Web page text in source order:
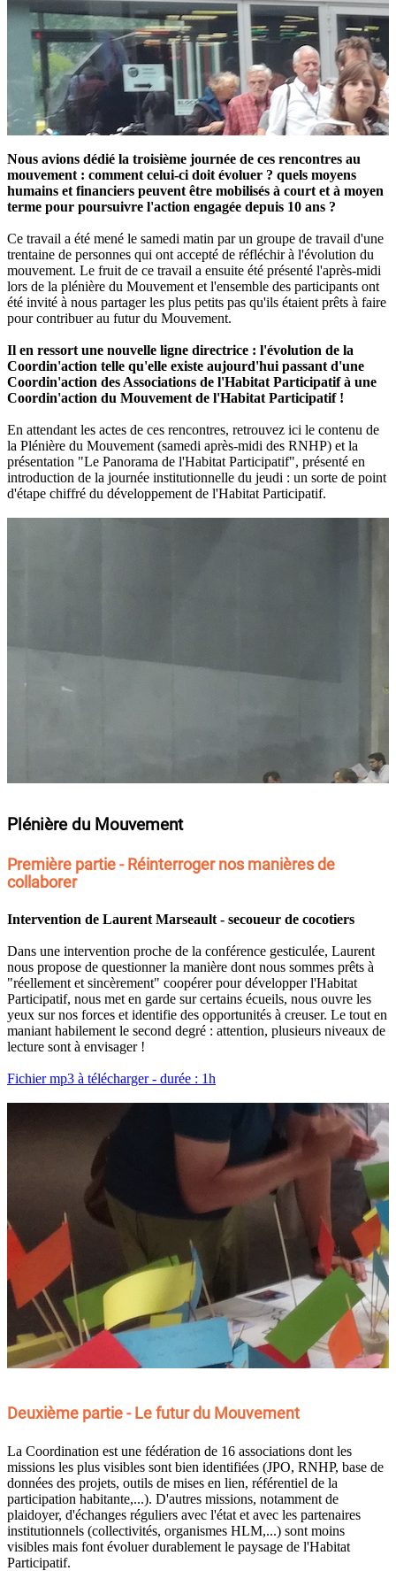
Nous avions dédié la troisième journée de ces rencontres au
mouvement : comment celui-ci doit évoluer ? quels moyens
humains et financiers peuvent être mobilisés à court et à moyen
terme pour poursuivre l'action engagée depuis 10 ans ?
Ce travail a été mené le samedi matin par un groupe de travail d'une
trentaine de personnes qui ont accepté de réfléchir à l'évolution du
mouvement. Le fruit de ce travail a ensuite été présenté l'après-midi
lors de la plénière du Mouvement et l'ensemble des participants ont
été invité à nous partager les plus petits pas qu'ils étaient prêts à faire
pour contribuer au futur du Mouvement.
Il en ressort une nouvelle ligne directrice : l'évolution de la
Coordin'action telle qu'elle existe aujourd'hui passant d'une
Coordin'action des Associations de l'Habitat Participatif à une
Coordin'action du Mouvement de l'Habitat Participatif !
En attendant les actes de ces rencontres, retrouvez ici le contenu de
la Plénière du Mouvement (samedi après-midi des RNHP) et la
présentation "Le Panorama de l'Habitat Participatif", présenté en
introduction de la journée institutionnelle du jeudi : un sorte de point
d'étape chiffré du développement de l'Habitat Participatif.
Plénière du Mouvement
Première partie - Réinterroger nos manières de
collaborer
Intervention de Laurent Marseault - secoueur de cocotiers
Dans une intervention proche de la conférence gesticulée, Laurent
nous propose de questionner la manière dont nous sommes prêts à
"réellement et sincèrement" coopérer pour développer l'Habitat
Participatif, nous met en garde sur certains écueils, nous ouvre les
yeux sur nos forces et identifie des opportunités à creuser. Le tout en
maniant habilement le second degré : attention, plusieurs niveaux de
lecture sont à envisager !
Fichier mp3 à télécharger - durée : 1h
Deuxième partie - Le futur du Mouvement
La Coordination est une fédération de 16 associations dont les
missions les plus visibles sont bien identifiées (JPO, RNHP, base de
données des projets, outils de mises en lien, référentiel de la
participation habitante,...). D'autres missions, notamment de
plaidoyer, d'échanges réguliers avec l'état et avec les partenaires
institutionnels (collectivités, organismes HLM,...) sont moins
visibles mais font évoluer durablement le paysage de l'Habitat
Participatif.